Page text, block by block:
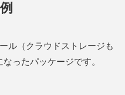
ル（クラウドストレージも
ったパッケージです。